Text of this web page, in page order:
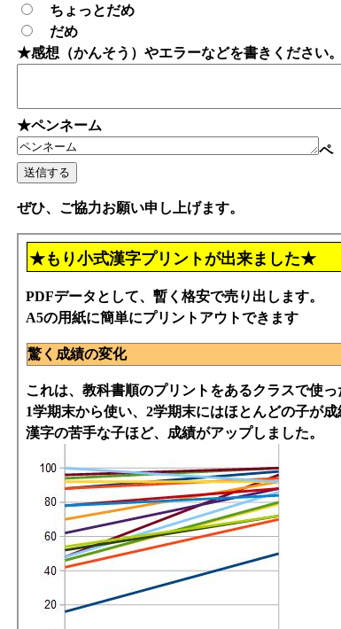
ちょっとだめ
だめ
★感想（かんそう）やエラーなどを書きください。
★ペンネーム
ペ
ぜひ、ご協力お願い申し上げます。